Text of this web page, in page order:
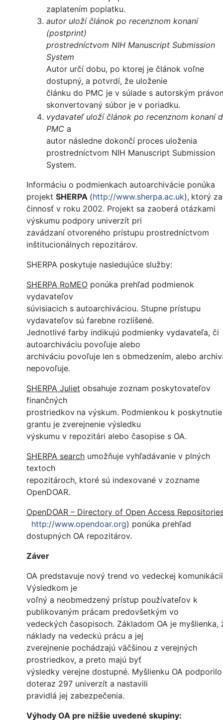
zaplatením poplatku.
autor uloží článok po recenznom konaní
(postprint)
prostredníctvom NIH Manuscript Submission
System
Autor určí dobu, po ktorej je článok voľne
dostupný, a potvrdí, že uloženie
článku do PMC je v súlade s autorským
skonvertovaný súbor je v poriadku.
vydavateľ uloží článok po recenznom konaní
PMC a
autor následne dokončí proces uloženia
prostredníctvom NIH Manuscript Submission
System.
Informáciu o podmienkach autoarchivácie ponúka
projekt SHERPA (http://www.sherpa.ac.uk), ktorý
činnosť v roku 2002. Projekt sa zaoberá otázkami
výskumu podpory univerzít pri
zavádzaní otvoreného prístupu prostredníctvom
inštitucionálnych repozitárov.
SHERPA poskytuje nasledujúce služby:
SHERPA RoMEO ponúka prehľad podmienok
vydavateľov
súvisiacich s autoarchiváciou. Stupne prístupu
vydavateľov sú farebne rozlíšené.
Jednotlivé farby indikujú podmienky vydavateľa, či
autoarchiváciu povoľuje alebo
archiváciu povoľuje len s obmedzením, alebo
nepovoľuje.
SHERPA Juliet obsahuje zoznam poskytovateľov
finančných
prostriedkov na výskum. Podmienkou k poskytnutie
grantu je zverejnenie výsledku
výskumu v repozitári alebo časopise s OA.
SHERPA search umožňuje vyhľadávanie v plných
textoch
repozitároch, ktoré sú indexované v zozname
OpenDOAR.
OpenDOAR – Directory of Open Access
http://www.opendoar.org) ponúka prehľad
dostupných OA repozitárov.
Záver
OA predstavuje nový trend vo vedeckej
Výsledkom je
voľný a neobmedzený prístup používateľov k
publikovaným prácam predovšetkým vo
vedeckých časopisoch. Základom OA je myšlienka,
náklady na vedeckú prácu a jej
zverejnenie pochádzajú väčšinou z verejných
prostriedkov, a preto majú byť
výsledky verejne dostupné. Myšlienku OA podporilo
doteraz 297 univerzít a nastavili
pravidlá jej zabezpečenia.
Výhody OA pre nižšie uvedené skupiny: